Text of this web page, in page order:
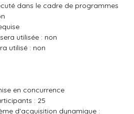
dans le cadre de programmes
utilisée : non
utilisé : non
en concurrence
: 25
d'acquisition dynamique :